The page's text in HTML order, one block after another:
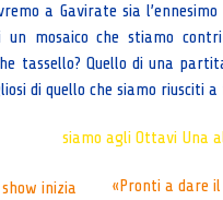
a Gavirate sia
mosaico che stiamo
tassello? Quello di una
di quello che siamo riusciti
siamo agli Ottavi Una
show inizia
«Pronti a dare il